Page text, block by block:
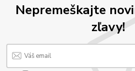
Nepremeškajte
zľavy!